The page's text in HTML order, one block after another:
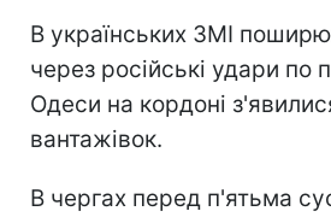
В українських ЗМІ
через російські удари по
Одеси на кордоні
вантажівок.
В чергах перед п'ятьма